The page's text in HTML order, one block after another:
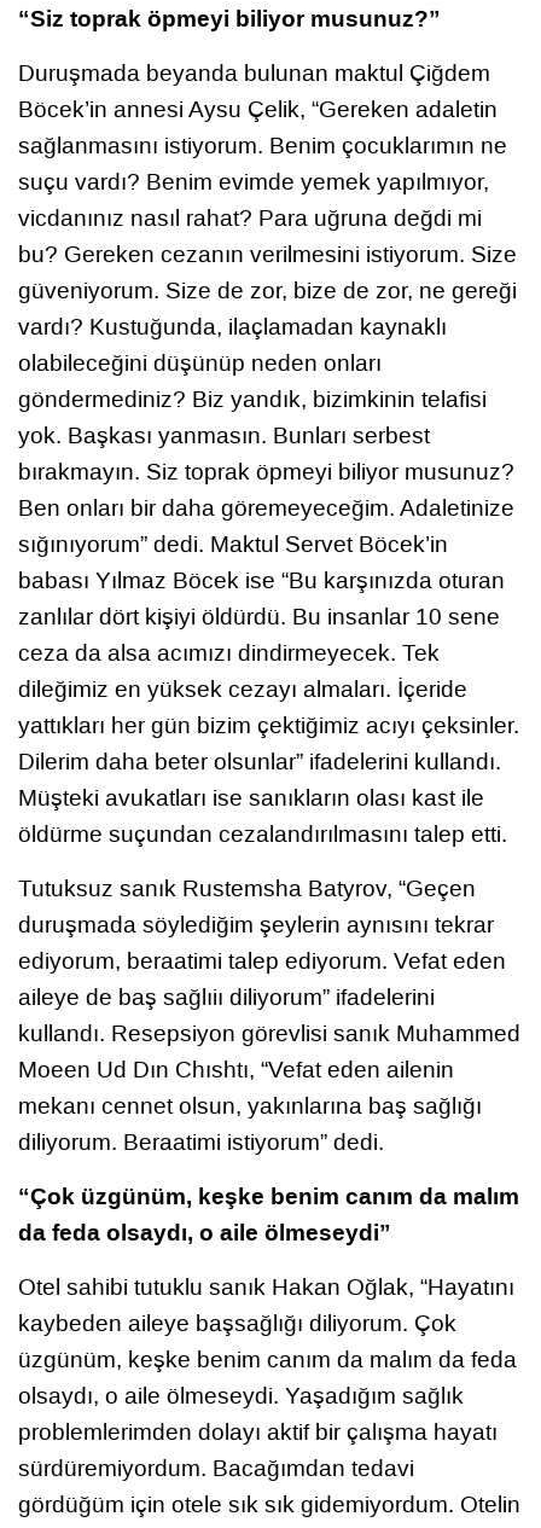
“Siz toprak öpmeyi biliyor musunuz?”
Duruşmada beyanda bulunan maktul Çiğdem
Böcek’in annesi Aysu Çelik, “Gereken adaletin
sağlanmasını istiyorum. Benim çocuklarımın ne
suçu vardı? Benim evimde yemek yapılmıyor,
vicdanınız nasıl rahat? Para uğruna değdi mi
bu? Gereken cezanın verilmesini istiyorum. Size
güveniyorum. Size de zor, bize de zor, ne gereği
vardı? Kustuğunda, ilaçlamadan kaynaklı
olabileceğini düşünüp neden onları
göndermediniz? Biz yandık, bizimkinin telafisi
yok. Başkası yanmasın. Bunları serbest
bırakmayın. Siz toprak öpmeyi biliyor musunuz?
Ben onları bir daha göremeyeceğim. Adaletinize
sığınıyorum” dedi. Maktul Servet Böcek’in
babası Yılmaz Böcek ise “Bu karşınızda oturan
zanlılar dört kişiyi öldürdü. Bu insanlar 10 sene
ceza da alsa acımızı dindirmeyecek. Tek
dileğimiz en yüksek cezayı almaları. İçeride
yattıkları her gün bizim çektiğimiz acıyı çeksinler.
Dilerim daha beter olsunlar” ifadelerini kullandı.
Müşteki avukatları ise sanıkların olası kast ile
öldürme suçundan cezalandırılmasını talep etti.
Tutuksuz sanık Rustemsha Batyrov, “Geçen
duruşmada söylediğim şeylerin aynısını tekrar
ediyorum, beraatimi talep ediyorum. Vefat eden
aileye de baş sağlıiı diliyorum” ifadelerini
kullandı. Resepsiyon görevlisi sanık Muhammed
Moeen Ud Dın Chıshtı, “Vefat eden ailenin
mekanı cennet olsun, yakınlarına baş sağlığı
diliyorum. Beraatimi istiyorum” dedi.
“Çok üzgünüm, keşke benim canım da malım
da feda olsaydı, o aile ölmeseydi”
Otel sahibi tutuklu sanık Hakan Oğlak, “Hayatını
kaybeden aileye başsağlığı diliyorum. Çok
üzgünüm, keşke benim canım da malım da feda
olsaydı, o aile ölmeseydi. Yaşadığım sağlık
problemlerimden dolayı aktif bir çalışma hayatı
sürdüremiyordum. Bacağımdan tedavi
gördüğüm için otele sık sık gidemiyordum. Otelin